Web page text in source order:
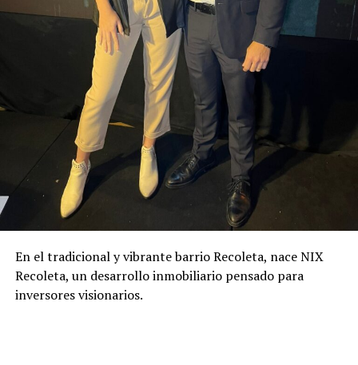
En el tradicional y vibrante barrio Recoleta, nace NIX
Recoleta, un desarrollo inmobiliario pensado para
inversores visionarios.